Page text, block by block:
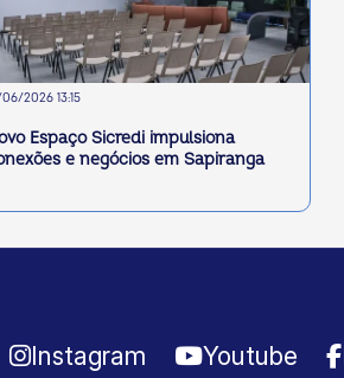
06/2026 13:15
Espaço Sicredi impulsiona
e negócios em Sapiranga
Instagram Youtube